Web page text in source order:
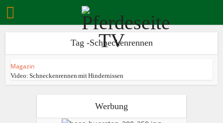
Tag -Schneckenrennen
Magazin
Video: Schneckenrennen mit Hindernissen
Werbung